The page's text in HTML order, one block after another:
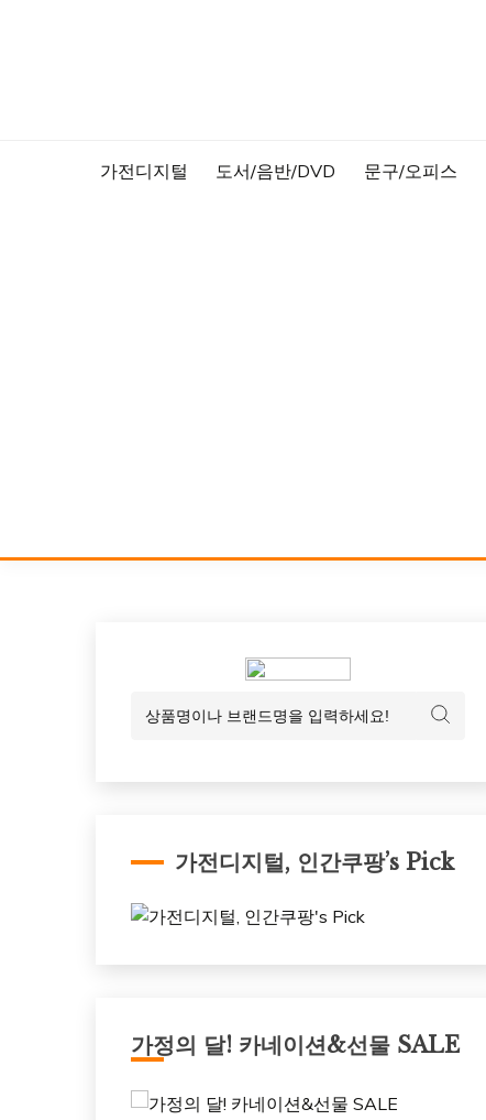
가전디지털 도서/음반/DVD 문구/오피스
가전디지털, 인간쿠팡’s Pick
가정의 달! 카네이션&선물 SALE